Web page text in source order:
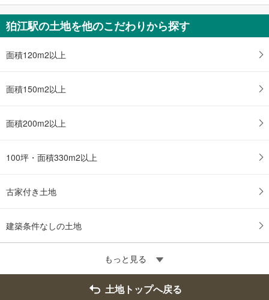
狛江駅の土地を他のこだわりから探す
面積120m2以上
面積150m2以上
面積200m2以上
100坪・面積330m2以上
古家付き土地
建築条件なしの土地
もっと見る
土地トップへ戻る